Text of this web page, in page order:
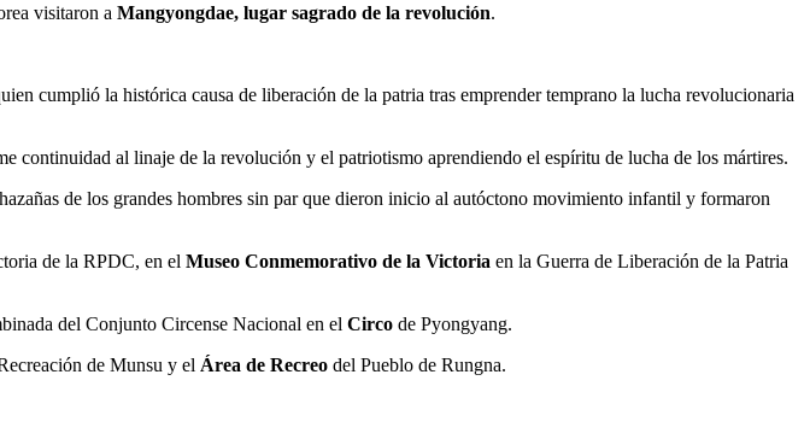
visitaron a Mangyongdae, lugar sagrado de la revolución.
cumplió la histórica causa de liberación de la patria tras emprender temprano la lucha revolucionaria
continuidad al linaje de la revolución y el patriotismo aprendiendo el espíritu de lucha de los mártires.
de los grandes hombres sin par que dieron inicio al autóctono movimiento infantil y formaron
de la RPDC, en el Museo Conmemorativo de la Victoria en la Guerra de Liberación de la Patria
del Conjunto Circense Nacional en el Circo de Pyongyang.
de Munsu y el Área de Recreo del Pueblo de Rungna.